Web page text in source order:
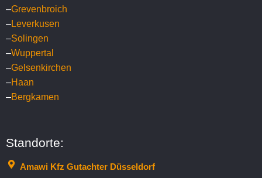
–Grevenbroich
–Leverkusen
–Solingen
–Wuppertal
–Gelsenkirchen
–Haan
–Bergkamen
Standorte:
Amawi Kfz Gutachter Düsseldorf